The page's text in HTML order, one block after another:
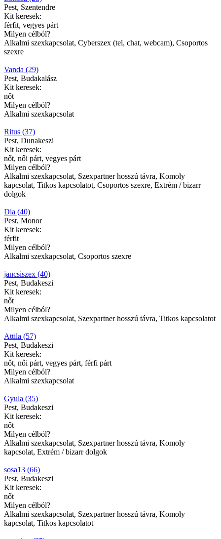
Pest, Szentendre
Kit keresek:
férfit, vegyes párt
Milyen célból?
Alkalmi szexkapcsolat, Cyberszex (tel, chat, webcam), Csoportos
szexre
Vanda (29)
Pest, Budakalász
Kit keresek:
nőt
Milyen célból?
Alkalmi szexkapcsolat
Ritus (37)
Pest, Dunakeszi
Kit keresek:
nőt, női párt, vegyes párt
Milyen célból?
Alkalmi szexkapcsolat, Szexpartner hosszú távra, Komoly
kapcsolat, Titkos kapcsolatot, Csoportos szexre, Extrém / bizarr
dolgok
Dia (40)
Pest, Monor
Kit keresek:
férfit
Milyen célból?
Alkalmi szexkapcsolat, Csoportos szexre
jancsiszex (40)
Pest, Budakeszi
Kit keresek:
nőt
Milyen célból?
Alkalmi szexkapcsolat, Szexpartner hosszú távra, Titkos kapcsolatot
Attila (57)
Pest, Budakeszi
Kit keresek:
nőt, női párt, vegyes párt, férfi párt
Milyen célból?
Alkalmi szexkapcsolat
Gyula (35)
Pest, Budakeszi
Kit keresek:
nőt
Milyen célból?
Alkalmi szexkapcsolat, Szexpartner hosszú távra, Komoly
kapcsolat, Extrém / bizarr dolgok
sosa13 (66)
Pest, Budakeszi
Kit keresek:
nőt
Milyen célból?
Alkalmi szexkapcsolat, Szexpartner hosszú távra, Komoly
kapcsolat, Titkos kapcsolatot